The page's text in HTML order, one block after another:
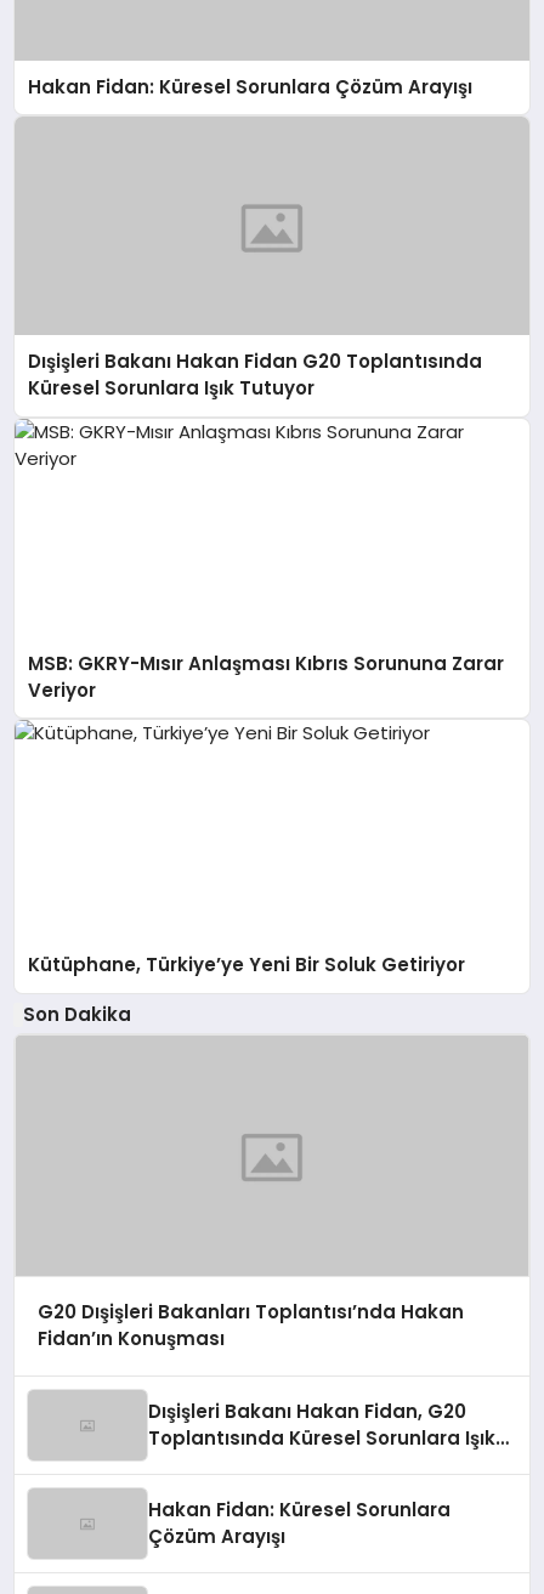
Hakan Fidan: Küresel Sorunlara Çözüm Arayışı
Dışişleri Bakanı Hakan Fidan G20 Toplantısında
Küresel Sorunlara Işık Tutuyor
MSB: GKRY-Mısır Anlaşması Kıbrıs Sorununa Zarar
Veriyor
Kütüphane, Türkiye’ye Yeni Bir Soluk Getiriyor
Son Dakika
G20 Dışişleri Bakanları Toplantısı’nda Hakan
Fidan’ın Konuşması
Dışişleri Bakanı Hakan Fidan, G20
Toplantısında Küresel Sorunlara Işık
Hakan Fidan: Küresel Sorunlara
Çözüm Arayışı